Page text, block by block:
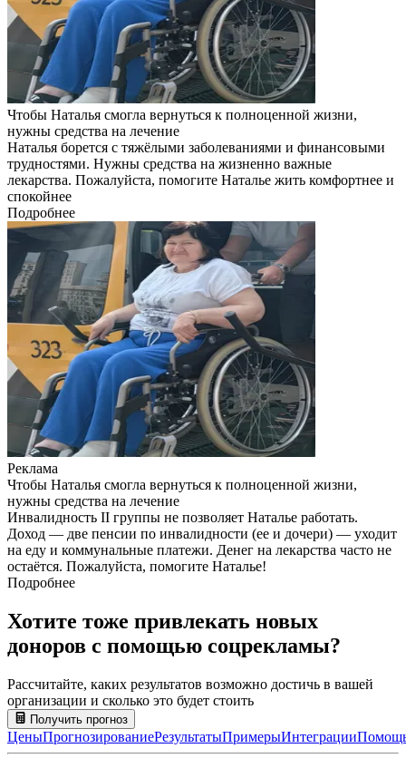
Чтобы Наталья смогла вернуться к полноценной жизни,
нужны средства на лечение
Наталья борется с тяжёлыми заболеваниями и финансовыми
трудностями. Нужны средства на жизненно важные
лекарства. Пожалуйста, помогите Наталье жить комфортнее и
спокойнее
Подробнее
Реклама
Чтобы Наталья смогла вернуться к полноценной жизни,
нужны средства на лечение
Инвалидность II группы не позволяет Наталье работать.
Доход — две пенсии по инвалидности (ее и дочери) — уходит
на еду и коммунальные платежи. Денег на лекарства часто не
остаётся. Пожалуйста, помогите Наталье!
Подробнее
Хотите тоже привлекать новых
доноров с помощью соцрекламы?
Рассчитайте, каких результатов возможно достичь в вашей
организации и сколько это будет стоить
Получить прогноз
ЦеныПрогнозированиеРезультатыПримерыИнтеграции